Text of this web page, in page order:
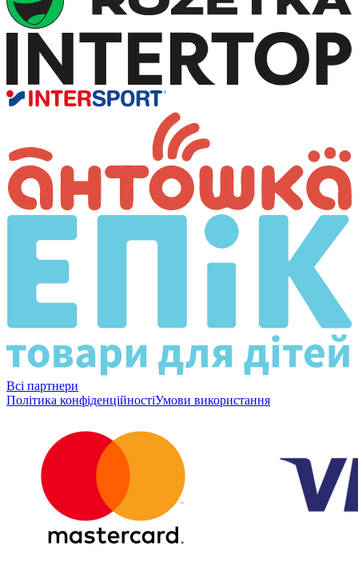
Всі партнери
Політика конфіденційностіУмови використання